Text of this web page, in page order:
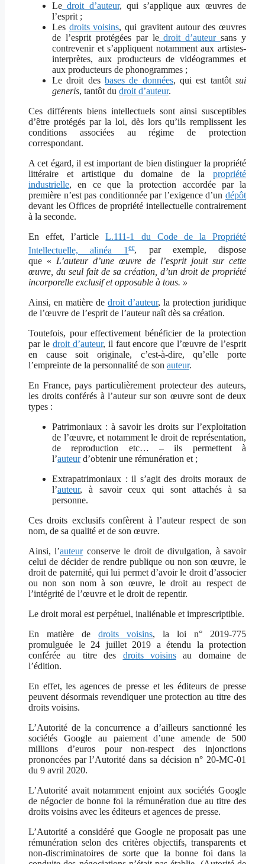
Le droit d’auteur, qui s’applique aux œuvres de
l’esprit ;
Les droits voisins, qui gravitent autour des œuvres
de l’esprit protégées par ledroit d’auteursans y
contrevenir et s’appliquent notamment aux artistes-
interprètes, aux producteurs de vidéogrammes et
aux producteurs de phonogrammes ;
Le droit des bases de données, qui est tantôtsui
generis, tantôt du droit d’auteur.
Ces différents biens intellectuels sont ainsi susceptibles
d’être protégés par la loi, dès lors qu’ils remplissent les
conditions associées au régime de protection
correspondant.
A cet égard, il est important de bien distinguer la propriété
littéraire et artistique du domaine de la propriété
industrielle, en ce que la protection accordée par la
première n’est pas conditionnée par l’exigence d’un dépôt
devant les Offices de propriété intellectuelle contrairement
à la seconde.
En effet, l’articleL.111-1 du Code de la Propriété
Intellectuelle, alinéa 1er, par exemple, dispose
que « L’auteur d’une œuvre de l’esprit jouit sur cette
œuvre, du seul fait de sa création, d’un droit de propriété
incorporelle exclusif et opposable à tous. »
Ainsi, en matière de droit d’auteur, la protection juridique
de l’œuvre de l’esprit de l’auteur naît dès sa création.
Toutefois, pour effectivement bénéficier de la protection
par le droit d’auteur, il faut encore que l’œuvre de l’esprit
en cause soit originale, c’est-à-dire, qu’elle porte
l’empreinte de la personnalité de son auteur.
En France, pays particulièrement protecteur des auteurs,
les droits conférés à l’auteur sur son œuvre sont de deux
types :
Patrimoniaux : à savoir les droits sur l’exploitation
de l’œuvre, et notamment le droit de représentation,
de reproduction etc… – ils permettent à
l’auteurd’obtenir une rémunération et ;
Extrapatrimoniaux : il s’agit des droits moraux de
l’auteur, à savoir ceux qui sont attachés à sa
personne.
Ces droits exclusifsconfèrent à l’auteur respect de son
nom, de sa qualité et de son œuvre.
Ainsi, l’auteur conserve le droit de divulgation, à savoir
celui de décider de rendre publique ou non son œuvre, le
droit de paternité, qui lui permet d’avoir le droit d’associer
ou non son nom à son œuvre, le droit au respect de
l’intégrité de l’œuvre et le droit de repentir.
Le droit moral est perpétuel, inaliénable et imprescriptible.
En matière de droits voisins, la loi n° 2019-775
promulguée le 24 juillet 2019 a étendu la protection
conférée au titre des droits voisinsau domaine de
l’édition.
En effet, les agences de presse et les éditeurs de presse
peuvent désormais revendiquer une protection au titre des
droits voisins.
L’Autorité de la concurrence a d’ailleurs sanctionné les
sociétés Google au paiement d’une amende de 500
millions d’euros pour non-respect des injonctions
prononcées par l’Autorité dans sa décision n° 20-MC-01
du 9 avril 2020.
L’Autorité avait notamment enjoint aux sociétés Google
de négocier de bonne foi la rémunération due au titre des
droits voisins avec les éditeurs et agences de presse.
L’Autorité a considéré que Google ne proposait pas une
rémunération selon des critères objectifs, transparents et
non-discriminatoires de sorte que la bonne foi dans la